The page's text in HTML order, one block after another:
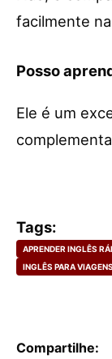
facilmente
Posso
Ele é um
Tags:
APRENDER INGLÊS
INGLÊS PARA VIAGENS
Compartilhe: